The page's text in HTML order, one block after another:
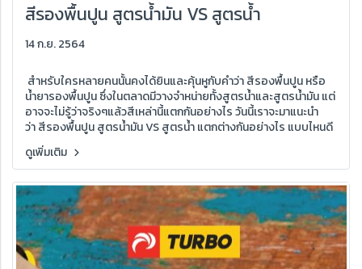
สีรองพื้นปูน สูตรน้ำมัน VS สูตรน้ำ
14 ก.ย. 2564
สำหรับใครหลายคนนั้นคงได้ยินและคุ้นหูกับคำว่า สีรองพื้นปูน หรือ
น้ำยารองพื้นปูน ซึ่งในตลาดมีวางจำหน่ายทั้งสูตรน้ำและสูตรน้ำมัน แต่
อาจจะไม่รู้ว่าจริงๆแล้วสีเหล่านี้แตกกันอย่างไร วันนี้เราจะมาแนะนำ
ว่า สีรองพื้นปูน สูตรน้ำมัน VS สูตรน้ำ แตกต่างกันอย่างไร แบบไหนดี
กว่ากัน ควรเลือกใช้อย่างไร ทาแล้วได้ประโยชน์อย่างไร
ดูเพิ่มเติม